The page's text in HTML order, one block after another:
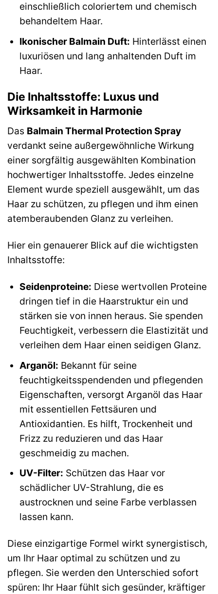
einschließlich coloriertem und chemisch
behandeltem Haar.
Ikonischer Balmain Duft: Hinterlässt einen
luxuriösen und lang anhaltenden Duft im
Haar.
Die Inhaltsstoffe: Luxus und
Wirksamkeit in Harmonie
Das Balmain Thermal Protection Spray
verdankt seine außergewöhnliche Wirkung
einer sorgfältig ausgewählten Kombination
hochwertiger Inhaltsstoffe. Jedes einzelne
Element wurde speziell ausgewählt, um das
Haar zu schützen, zu pflegen und ihm einen
atemberaubenden Glanz zu verleihen.
Hier ein genauerer Blick auf die wichtigsten
Inhaltsstoffe:
Seidenproteine: Diese wertvollen Proteine
dringen tief in die Haarstruktur ein und
stärken sie von innen heraus. Sie spenden
Feuchtigkeit, verbessern die Elastizität und
verleihen dem Haar einen seidigen Glanz.
Arganöl: Bekannt für seine
feuchtigkeitsspendenden und pflegenden
Eigenschaften, versorgt Arganöl das Haar
mit essentiellen Fettsäuren und
Antioxidantien. Es hilft, Trockenheit und
Frizz zu reduzieren und das Haar
geschmeidig zu machen.
UV-Filter: Schützen das Haar vor
schädlicher UV-Strahlung, die es
austrocknen und seine Farbe verblassen
lassen kann.
Diese einzigartige Formel wirkt synergistisch,
um Ihr Haar optimal zu schützen und zu
pflegen. Sie werden den Unterschied sofort
spüren: Ihr Haar fühlt sich gesünder, kräftiger